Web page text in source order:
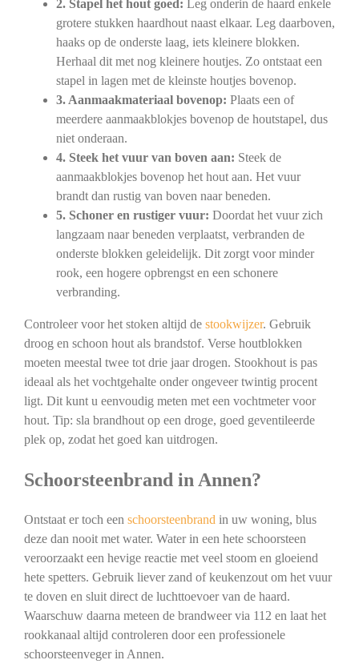
2. Stapel het hout goed: Leg onderin de haard enkele
grotere stukken haardhout naast elkaar. Leg daarboven,
haaks op de onderste laag, iets kleinere blokken.
Herhaal dit met nog kleinere houtjes. Zo ontstaat een
stapel in lagen met de kleinste houtjes bovenop.
3. Aanmaakmateriaal bovenop: Plaats een of
meerdere aanmaakblokjes bovenop de houtstapel, dus
niet onderaan.
4. Steek het vuur van boven aan: Steek de
aanmaakblokjes bovenop het hout aan. Het vuur
brandt dan rustig van boven naar beneden.
5. Schoner en rustiger vuur: Doordat het vuur zich
langzaam naar beneden verplaatst, verbranden de
onderste blokken geleidelijk. Dit zorgt voor minder
rook, een hogere opbrengst en een schonere
verbranding.
Controleer voor het stoken altijd de stookwijzer. Gebruik
droog en schoon hout als brandstof. Verse houtblokken
moeten meestal twee tot drie jaar drogen. Stookhout is pas
ideaal als het vochtgehalte onder ongeveer twintig procent
ligt. Dit kunt u eenvoudig meten met een vochtmeter voor
hout. Tip: sla brandhout op een droge, goed geventileerde
plek op, zodat het goed kan uitdrogen.
Schoorsteenbrand in Annen?
Ontstaat er toch een schoorsteenbrand in uw woning, blus
deze dan nooit met water. Water in een hete schoorsteen
veroorzaakt een hevige reactie met veel stoom en gloeiend
hete spetters. Gebruik liever zand of keukenzout om het vuur
te doven en sluit direct de luchttoevoer van de haard.
Waarschuw daarna meteen de brandweer via 112 en laat het
rookkanaal altijd controleren door een professionele
schoorsteenveger in Annen.